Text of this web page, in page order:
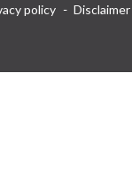
policy
Disclaimer